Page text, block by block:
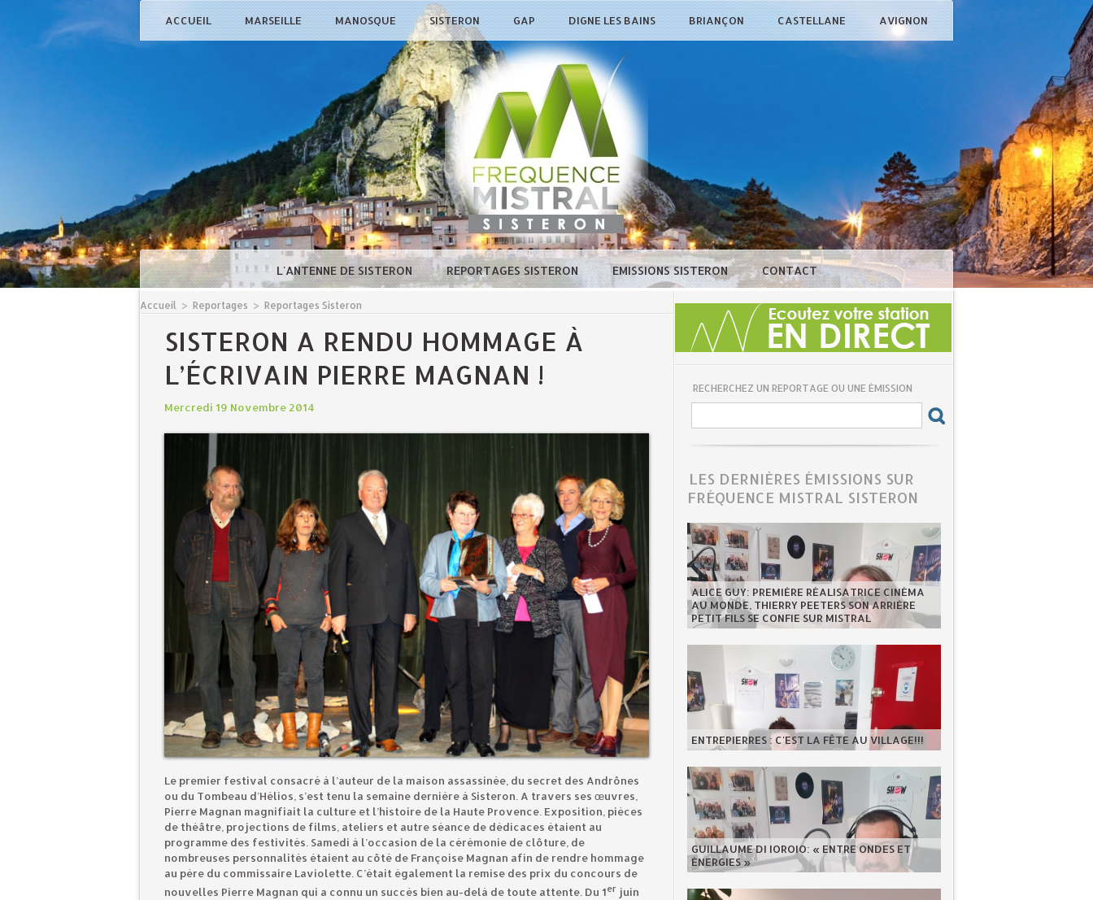
ACCUEIL MARSEILLE MANOSQUE SISTERON GAP DIGNE LES BAINS BRIANÇON CASTELLANE AVIGNON
L'ANTENNE DE SISTERON REPORTAGES SISTERON EMISSIONS SISTERON CONTACT
Accueil > Reportages > Reportages Sisteron
SISTERON A RENDU HOMMAGE À
L’ÉCRIVAIN PIERRE MAGNAN !
Mercredi 19 Novembre 2014
Le premier festival consacré à l’auteur de la maison assassinée, du secret des Andrônes
ou du Tombeau d’Hélios, s’est tenu la semaine dernière à Sisteron. A travers ses œuvres,
Pierre Magnan magnifiait la culture et l’histoire de la Haute Provence. Exposition, pièces
de théâtre, projections de films, ateliers et autre séance de dédicaces étaient au
programme des festivités. Samedi à l’occasion de la cérémonie de clôture, de
nombreuses personnalités étaient au côté de Françoise Magnan afin de rendre hommage
au père du commissaire Laviolette. C’était également la remise des prix du concours de
nouvelles Pierre Magnan qui a connu un succès bien au-delà de toute attente. Du 1er juin
RECHERCHEZ UN REPORTAGE OU UNE ÉMISSION
LES DERNIÈRES ÉMISSIONS SUR
FRÉQUENCE MISTRAL SISTERON
ALICE GUY: PREMIÈRE RÉALISATRICE CINÉMA
AU MONDE, THIERRY PEETERS SON ARRIÈRE
PETIT FILS SE CONFIE SUR MISTRAL
ENTREPIERRES : C'EST LA FÊTE AU VILLAGE!!!
GUILLAUME DI IOROIO: « ENTRE ONDES ET
ÉNERGIES »